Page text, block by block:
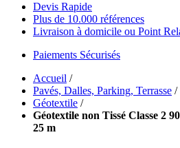
Devis Rapide
Plus de 10.000 références
Livraison à domicile ou Point
Paiements Sécurisés
Accueil /
Pavés, Dalles, Parking, Terrasse /
Géotextile /
Géotextile non Tissé Classe 2
25 m